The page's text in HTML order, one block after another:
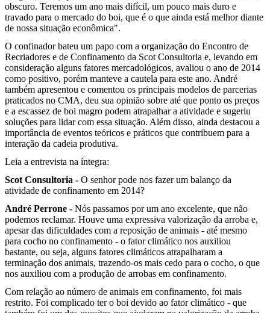
obscuro. Teremos um ano mais difícil, um pouco mais duro e
travado para o mercado do boi, que é o que ainda está melhor diante
de nossa situação econômica".
O confinador bateu um papo com a organização do Encontro de
Recriadores e de Confinamento da Scot Consultoria e, levando em
consideração alguns fatores mercadológicos, avaliou o ano de 2014
como positivo, porém manteve a cautela para este ano. André
também apresentou e comentou os principais modelos de parcerias
praticados no CMA, deu sua opinião sobre até que ponto os preços
e a escassez de boi magro podem atrapalhar a atividade e sugeriu
soluções para lidar com essa situação. Além disso, ainda destacou a
importância de eventos teóricos e práticos que contribuem para a
interação da cadeia produtiva.
Leia a entrevista na íntegra:
Scot Consultoria - O senhor pode nos fazer um balanço da
atividade de confinamento em 2014?
André Perrone - Nós passamos por um ano excelente, que não
podemos reclamar. Houve uma expressiva valorização da arroba e,
apesar das dificuldades com a reposição de animais - até mesmo
para cocho no confinamento - o fator climático nos auxiliou
bastante, ou seja, alguns fatores climáticos atrapalharam a
terminação dos animais, trazendo-os mais cedo para o cocho, o que
nos auxiliou com a produção de arrobas em confinamento.
Com relação ao número de animais em confinamento, foi mais
restrito. Foi complicado ter o boi devido ao fator climático - que